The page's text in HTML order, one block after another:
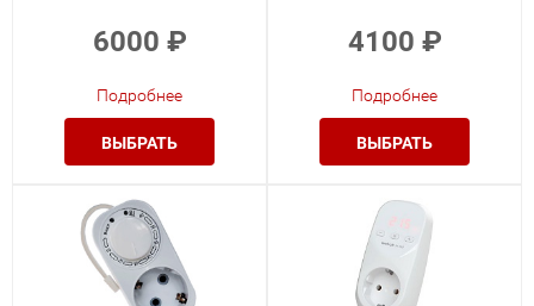
6000 ₽
Подробнее
ВЫБРАТЬ
4100 ₽
Подробнее
ВЫБРАТЬ